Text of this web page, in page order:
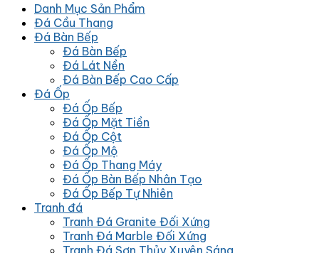
Danh Mục Sản Phẩm
Đá Cầu Thang
Đá Bàn Bếp
Đá Bàn Bếp
Đá Lát Nền
Đá Bàn Bếp Cao Cấp
Đá Ốp
Đá Ốp Bếp
Đá Ốp Mặt Tiền
Đá Ốp Cột
Đá Ốp Mộ
Đá Ốp Thang Máy
Đá Ốp Bàn Bếp Nhân Tạo
Đá Ốp Bếp Tự Nhiên
Tranh đá
Tranh Đá Granite Đối Xứng
Tranh Đá Marble Đối Xứng
Tranh Đá Sơn Thủy Xuyên Sáng